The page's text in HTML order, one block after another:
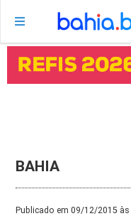
BAHIA
Publicado em 09/12/2015 às